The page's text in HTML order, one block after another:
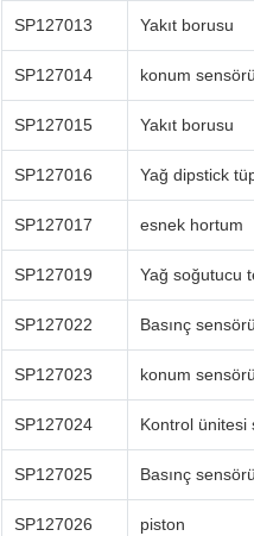
SP127013 Yakıt borusu
SP127014 konum sensörü
SP127015 Yakıt borusu
SP127016 Yağ dipstick
SP127017 esnek hortum
SP127019 Yağ soğutucu
SP127022 Basınç sensörü
SP127023 konum sensörü
SP127024 Kontrol ünitesi
SP127025 Basınç sensörü
SP127026 piston